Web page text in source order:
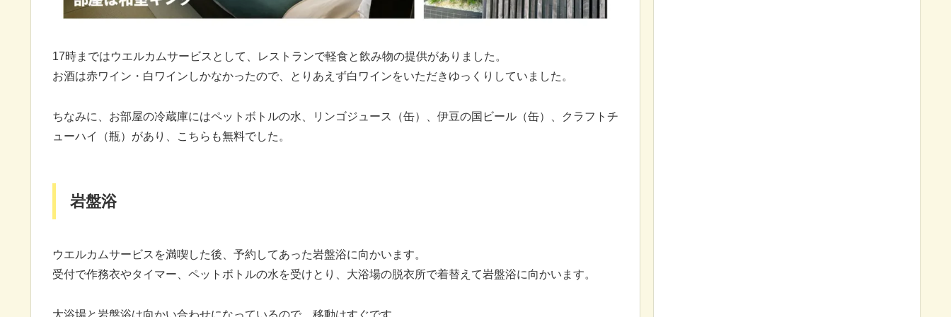
17時まではウエルカムサービスとして、レストランで軽食と飲み物の提供がありました。
お酒は赤ワイン・白ワインしかなかったので、とりあえず白ワインをいただきゆっくりしていました。
ちなみに、お部屋の冷蔵庫にはペットボトルの水、リンゴジュース（缶）、伊豆の国ビール（缶）、クラフトチ
ューハイ（瓶）があり、こちらも無料でした。
岩盤浴
ウエルカムサービスを満喫した後、予約してあった岩盤浴に向かいます。
受付で作務衣やタイマー、ペットボトルの水を受けとり、大浴場の脱衣所で着替えて岩盤浴に向かいます。
大浴場と岩盤浴は向かい合わせになっているので、移動はすぐです。